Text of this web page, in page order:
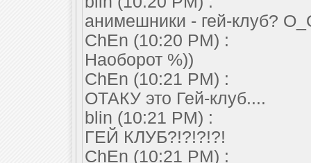
анимешники - гей-клуб?
ChEn (10:20 PM) :
Наоборот %))
ChEn (10:21 PM) :
ОТАКУ это Гей-клуб....
blin (10:21 PM) :
ГЕЙ КЛУБ?!?!?!?!
ChEn (10:21 PM) :